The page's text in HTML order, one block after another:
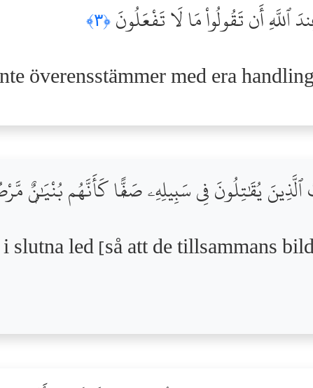
ٱللَّهِ أَن تَقُولُواْ مَا لَا تَفْعَلُونَ ﴿٣﴾
överensstämmer med era
ٱلَّذِينَ يُقَٰتِلُونَ فِى سَبِيلِهِۦ صَفًّۭا كَأَنَّهُم بُنْيَٰنٌۭ
led [så att de tillsammans